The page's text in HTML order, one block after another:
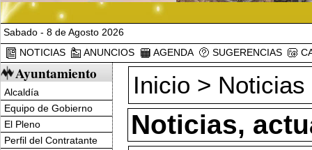
Sabado - 8 de Agosto 2026
NOTICIAS
ANUNCIOS AGENDA SUGERENCIAS
Ayuntamiento
Alcaldía
Equipo de Gobierno
El Pleno
Perfil del Contratante
Inicio > Noticias
Noticias,